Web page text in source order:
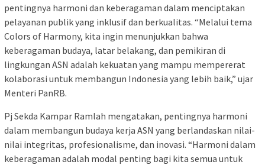
pentingnya harmoni dan keberagaman dalam menciptakan
pelayanan publik yang inklusif dan berkualitas. “Melalui tema
Colors of Harmony, kita ingin menunjukkan bahwa
keberagaman budaya, latar belakang, dan pemikiran di
lingkungan ASN adalah kekuatan yang mampu mempererat
kolaborasi untuk membangun Indonesia yang lebih baik,” ujar
Menteri PanRB.
Pj Sekda Kampar Ramlah mengatakan, pentingnya harmoni
dalam membangun budaya kerja ASN yang berlandaskan nilai-
nilai integritas, profesionalisme, dan inovasi. “Harmoni dalam
keberagaman adalah modal penting bagi kita semua untuk